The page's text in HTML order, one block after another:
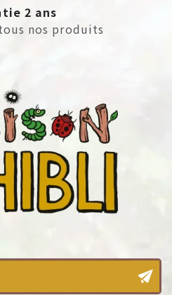
2 ans
nos produits